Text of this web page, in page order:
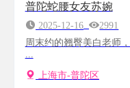
普陀蛇腰女友苏婉
2025-12-16
2991
周末约的翘臀美白老师
上海市-普陀区